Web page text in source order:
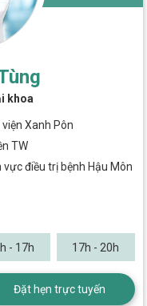
khoa
Xanh Pôn
TW
điều trị bệnh Hậu Môn
- 17h 17h - 20h
Đặt hẹn trực tuyến